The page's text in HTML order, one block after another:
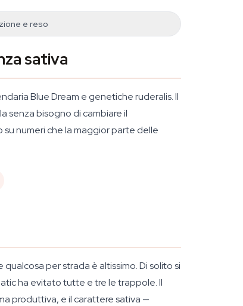
e reso
sativa
Blue Dream e genetiche ruderalis. Il
senza bisogno di cambiare il
numeri che la maggior parte delle
per strada è altissimo. Di solito si
ha evitato tutte e tre le trappole. Il
produttiva, e il carattere sativa —